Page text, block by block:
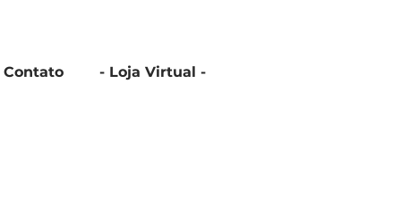
Contato - Loja Virtual -